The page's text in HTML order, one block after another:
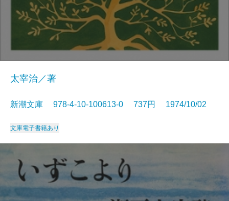
太宰治／著
新潮文庫 978-4-10-100613-0 737円 1974/10/02
文庫電子書籍あり